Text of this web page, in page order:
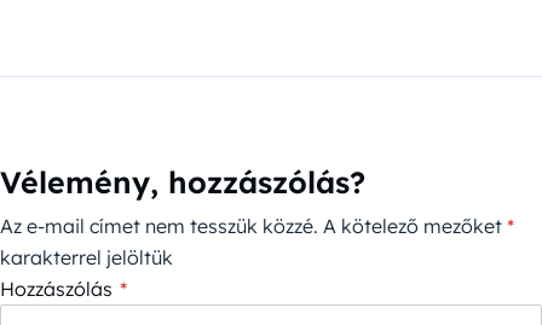
Vélemény, hozzászólás?
Az e-mail címet nem tesszük közzé. A kötelező mezőket *
karakterrel jelöltük
Hozzászólás *